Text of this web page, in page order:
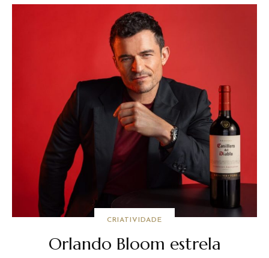
CRIATIVIDADE
Orlando Bloom estrela